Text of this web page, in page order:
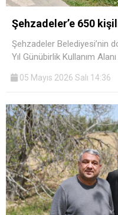
Şehzadeler’e 650
Şehzadeler Belediyesi’nin
Yıl Günübirlik Kullanım Alanı
05 Mayıs 2026 Salı 14:36